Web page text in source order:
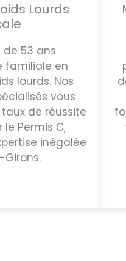
Lourds
de 53 ans
familiale en
lourds. Nos
vous
de réussite
le Permis C,
inégalée